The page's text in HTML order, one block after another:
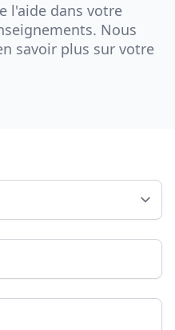
l'aide dans votre
Nous
savoir plus sur votre